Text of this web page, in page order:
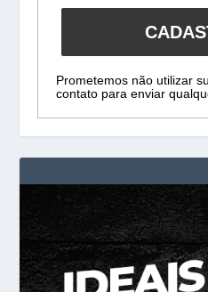
Prometemos não utilizar
contato para enviar